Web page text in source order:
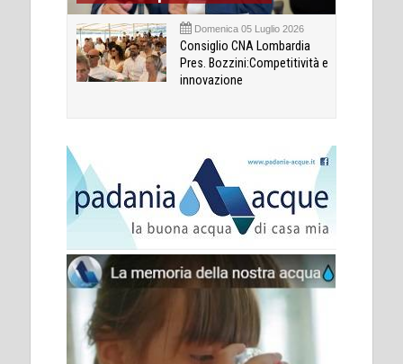
Domenica 05 Luglio 2026
Consiglio CNA Lombardia
Pres. Bozzini:Competitività e
innovazione